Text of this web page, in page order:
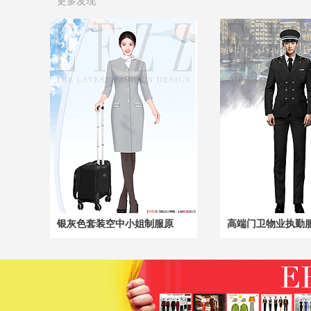
银灰色套装空中小姐制服原 高端门卫物业执勤